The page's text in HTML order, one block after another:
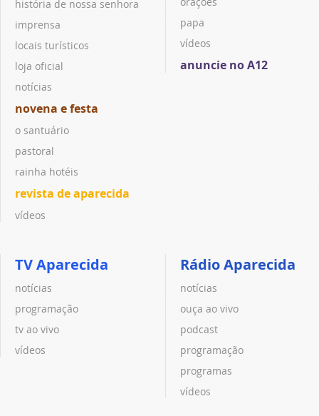
história de nossa senhora
imprensa
locais turísticos
loja oficial
notícias
novena e festa
o santuário
pastoral
rainha hotéis
revista de aparecida
vídeos
papa
vídeos
anuncie no A12
TV Aparecida
notícias
programação
tv ao vivo
vídeos
Rádio Aparecida
notícias
ouça ao vivo
podcast
programação
programas
vídeos